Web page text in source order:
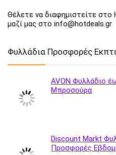
Θέλετε να διαφημιστείτε στο
μαζί μας στο info@hotdeals.gr
Φυλλάδια Προσφορές
AVON Φυλλάδιο
Μπροσούρα
Discount Markt
Προσφορές